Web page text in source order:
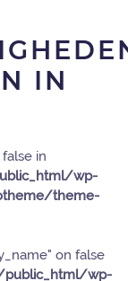
IN
in
wp-
theme-
on false
wp-